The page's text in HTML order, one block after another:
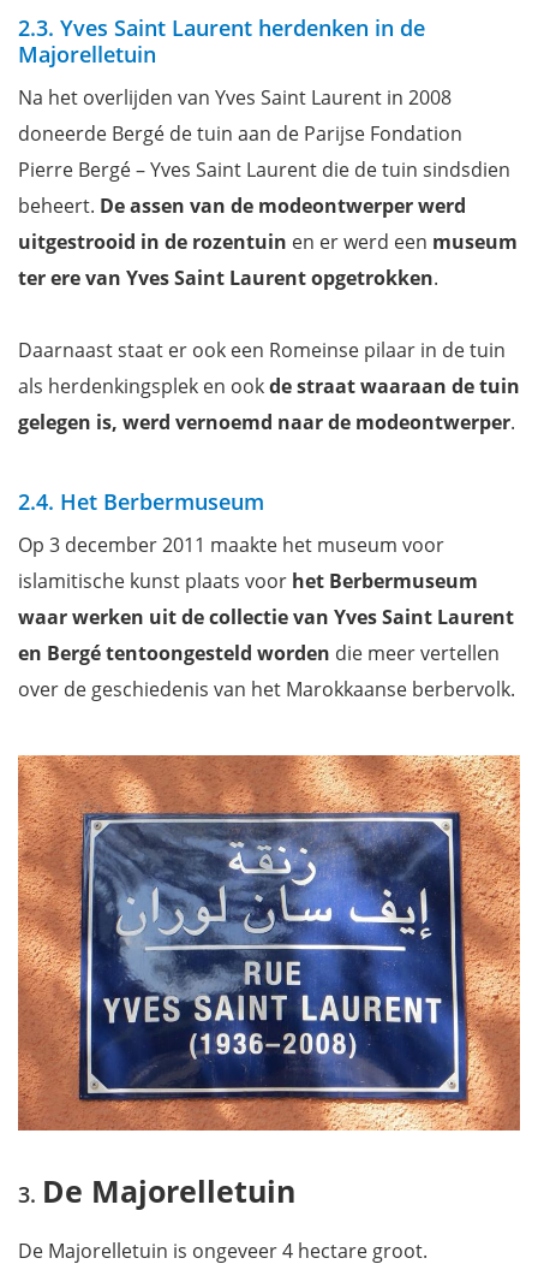
2.3. Yves Saint Laurent herdenken in de
Majorelletuin
Na het overlijden van Yves Saint Laurent in 2008
doneerde Bergé de tuin aan de Parijse Fondation
Pierre Bergé – Yves Saint Laurent die de tuin sindsdien
beheert. De assen van de modeontwerper werd
uitgestrooid in de rozentuin en er werd een museum
ter ere van Yves Saint Laurent opgetrokken.
Daarnaast staat er ook een Romeinse pilaar in de tuin
als herdenkingsplek en ookde straat waaraan de tuin
gelegen is, werd vernoemd naar de modeontwerper.
2.4. Het Berbermuseum
Op 3 december 2011 maakte het museum voor
islamitische kunst plaats voor het Berbermuseum
waar werken uit de collectie van Yves Saint Laurent
en Bergé tentoongesteld worden die meer vertellen
over de geschiedenis van het Marokkaanse berbervolk.
De Majorelletuin
De Majorelletuin is ongeveer 4 hectare groot.